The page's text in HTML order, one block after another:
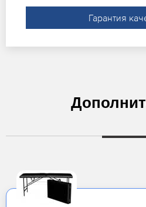
Гарантия